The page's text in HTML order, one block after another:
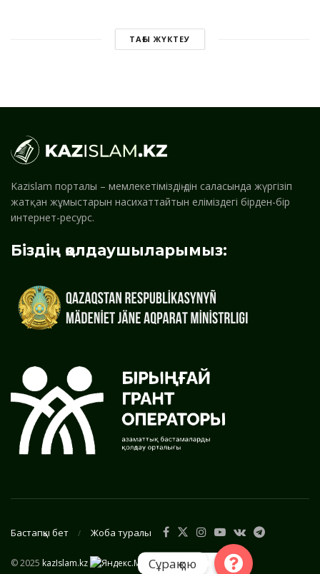
ТАҒЫ ЖҮКТЕУ
Kazislam порталы – мемлекетіміздің дін саласында жүргізіп
жатқан жұмыстарын насихаттайтын еліміздегі бірден-бір
интернет-ресурс.
Біздің қолдаушыларымыз:
Бастапқы бет Жоба туралы
© 2025 kazIslam.kz Сұрақ қою